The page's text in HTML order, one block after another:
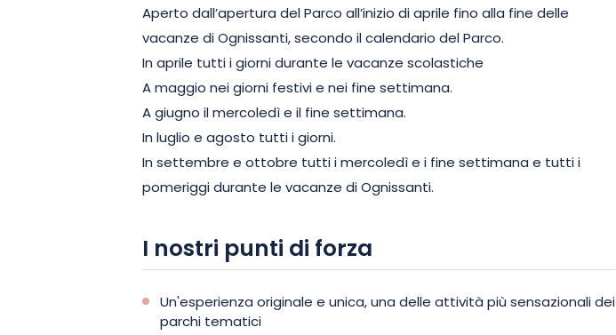
Aperto dall’apertura del Parco all’inizio di aprile fino alla fine delle
vacanze di Ognissanti, secondo il calendario del Parco.
In aprile tutti i giorni durante le vacanze scolastiche
A maggio nei giorni festivi e nei fine settimana.
A giugno il mercoledì e il fine settimana.
In luglio e agosto tutti i giorni.
In settembre e ottobre tutti i mercoledì e i fine settimana e tutti i
pomeriggi durante le vacanze di Ognissanti.
I nostri punti di forza
Un'esperienza originale e unica, una delle attività più sensazionali dei
parchi tematici